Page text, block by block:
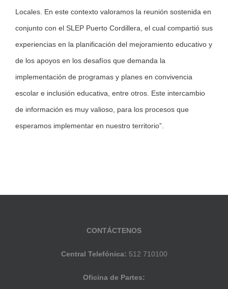
Locales. En este contexto valoramos la reunión sostenida en
conjunto con el SLEP Puerto Cordillera, el cual compartió sus
experiencias en la planificación del mejoramiento educativo y
de los apoyos en los desafíos que demanda la
implementación de programas y planes en convivencia
escolar e inclusión educativa, entre otros. Este intercambio
de información es muy valioso, para los procesos que
esperamos implementar en nuestro territorio”.
CONTÁCTENOS
Central Telefónica: 512 710100
Oficina de Partes: